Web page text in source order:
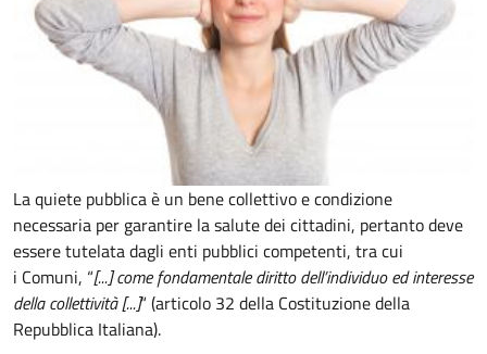
La quiete pubblica è un bene collettivo e condizione
necessaria per garantire la salute dei cittadini, pertanto deve
essere tutelata dagli enti pubblici competenti, tra cui
i Comuni, “[...] come fondamentale diritto dell’individuo ed interesse
della collettività [...]“ (articolo 32 della Costituzione della
Repubblica Italiana).